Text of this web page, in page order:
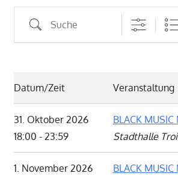
Suche
Datum/Zeit Veranstaltung
31. Oktober 2026
18:00 - 23:59
BLACK MUSIC
Stadthalle
1. November 2026
BLACK MUSIC